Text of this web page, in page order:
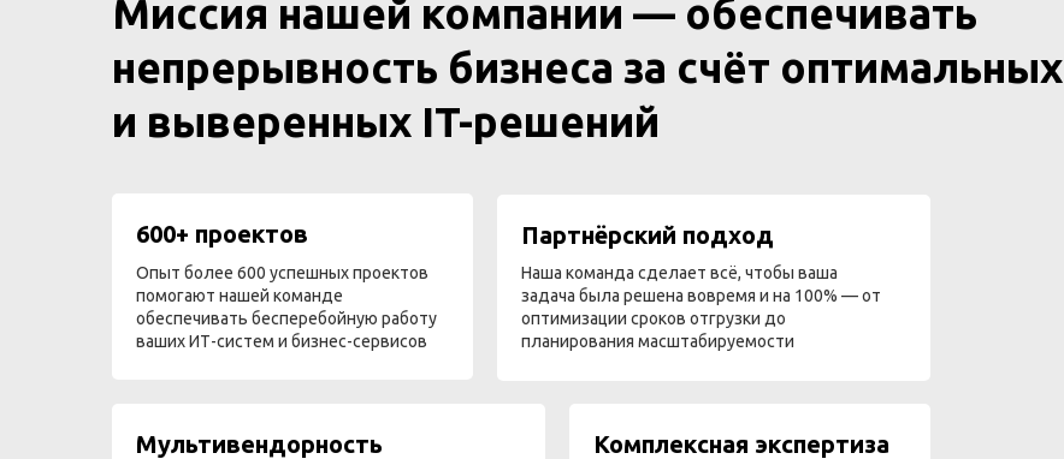
Миссия нашей компании — обеспечивать
непрерывность бизнеса за счёт оптимальных
и выверенных IT-решений
600+ проектов
Опыт более 600 успешных проектов
помогают нашей команде
обеспечивать бесперебойную работу
ваших ИТ-систем и бизнес-сервисов
Мультивендорность Комплексная экспертиза
Партнёрский подход
Наша команда сделает всё, чтобы ваша
задача была решена вовремя и на 100% — от
оптимизации сроков отгрузки до
планирования масштабируемости